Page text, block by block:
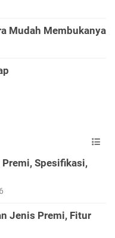
Mudah Membukanya
Spesifikasi,
Jenis Premi, Fitur